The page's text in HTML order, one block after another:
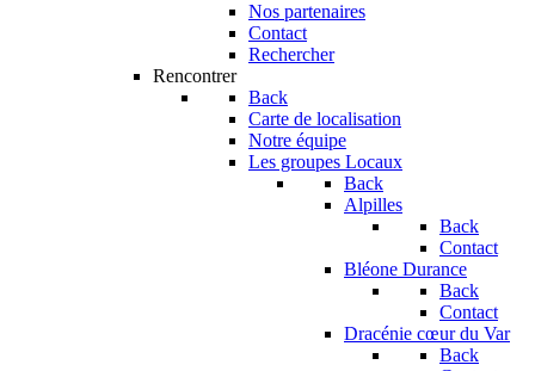
Nos partenaires
Contact
Rechercher
Rencontrer
Back
Carte de localisation
Notre équipe
Les groupes Locaux
Back
Alpilles
Back
Contact
Bléone Durance
Back
Contact
Dracénie cœur du Var
Back